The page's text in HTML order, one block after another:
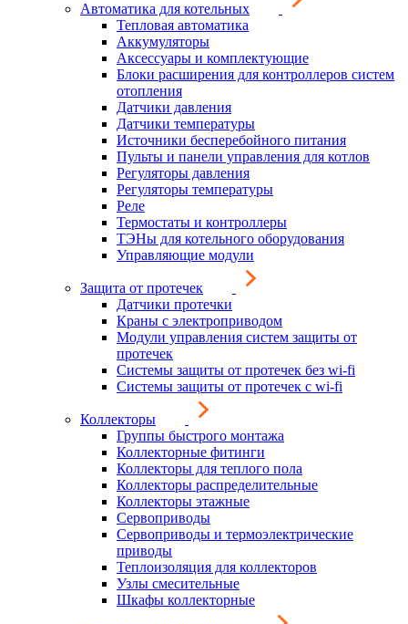
Автоматика для котельных
Тепловая автоматика
Аккумуляторы
Аксессуары и комплектующие
Блоки расширения для контроллеров систем
отопления
Датчики давления
Датчики температуры
Источники бесперебойного питания
Пульты и панели управления для котлов
Регуляторы давления
Регуляторы температуры
Реле
Термостаты и контроллеры
ТЭНы для котельного оборудования
Управляющие модули
Защита от протечек
Датчики протечки
Краны с электроприводом
Модули управления систем защиты от
протечек
Системы защиты от протечек без wi-fi
Системы защиты от протечек с wi-fi
Коллекторы
Группы быстрого монтажа
Коллекторные фитинги
Коллекторы для теплого пола
Коллекторы распределительные
Коллекторы этажные
Сервоприводы
Сервоприводы и термоэлектрические
приводы
Теплоизоляция для коллекторов
Узлы смесительные
Шкафы коллекторные